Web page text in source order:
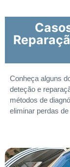
Conheça alguns
deteção e
métodos de
eliminar perdas de